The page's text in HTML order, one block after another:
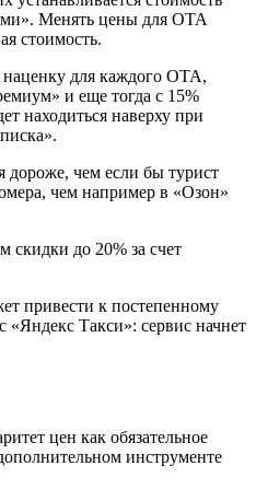
Менять цены для ОТА
стоимость.
наценку для каждого ОТА,
и еще тогда с 15%
находиться наверху при
дороже, чем если бы турист
чем например в «Озон»
скидки до 20% за счет
привести к постепенному
«Яндекс Такси»: сервис начнет
цен как обязательное
инструменте